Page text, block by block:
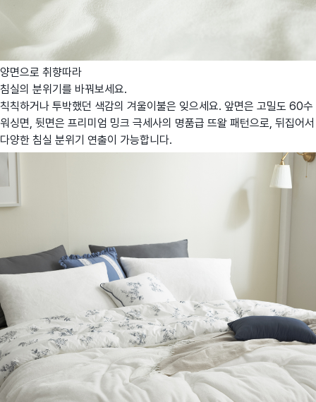
양면으로 취향따라
침실의 분위기를 바꿔보세요.
칙칙하거나 투박했던 색감의 겨울이불은 잊으세요. 앞면은 고밀도 60수
워싱면, 뒷면은 프리미엄 밍크 극세사의 명품급 뜨왈 패턴으로, 뒤집어서
다양한 침실 분위기 연출이 가능합니다.